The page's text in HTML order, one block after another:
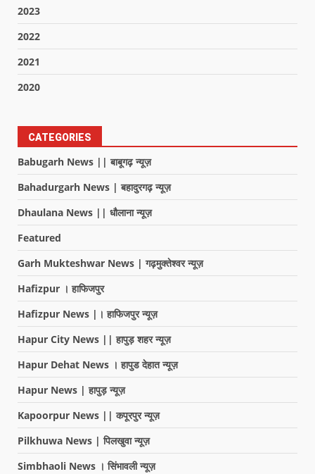
2023
2022
2021
2020
CATEGORIES
Babugarh News || बाबूगढ़ न्यूज़
Bahadurgarh News | बहादुरगढ़ न्यूज़
Dhaulana News || धौलाना न्यूज़
Featured
Garh Mukteshwar News | गढ़मुक्तेश्वर न्यूज़
Hafizpur । हाफिजपुर
Hafizpur News |। हाफिजपुर न्यूज़
Hapur City News || हापुड़ शहर न्यूज़
Hapur Dehat News । हापुड देहात न्यूज़
Hapur News | हापुड़ न्यूज़
Kapoorpur News || कपूरपुर न्यूज़
Pilkhuwa News | पिलखुवा न्यूज़
Simbhaoli News । सिंभावली न्यूज़